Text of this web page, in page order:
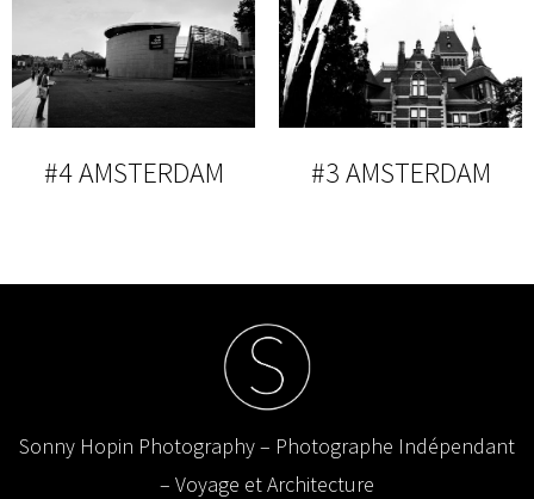
#4 AMSTERDAM #3 AMSTERDAM
Sonny Hopin Photography – Photographe Indépendant
– Voyage et Architecture